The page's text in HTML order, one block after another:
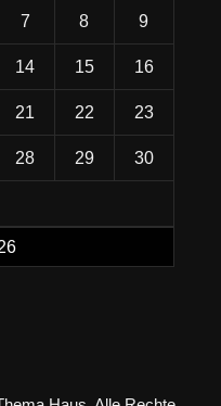
7 8 9
14 15 16
21 22 23
28 29 30